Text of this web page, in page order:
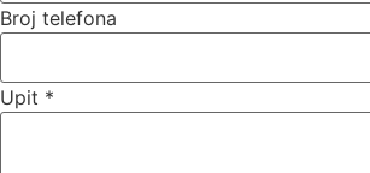
Broj telefona
Upit *